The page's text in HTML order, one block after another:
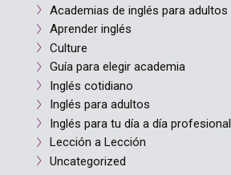
Academias de inglés para adultos
Aprender inglés
Culture
Guía para elegir academia
Inglés cotidiano
Inglés para adultos
Inglés para tu día a día profesional
Lección a Lección
Uncategorized